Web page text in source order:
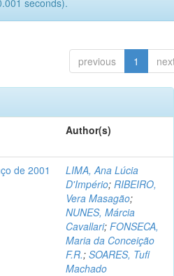
previous 1
Author(s)
de 2001
LIMA, Ana Lúcia
D'Império; RIBEIRO,
Vera Masagão;
NUNES, Márcia
Cavallari; FONSECA,
Maria da Conceição
F.R.; SOARES, Tufi
Machado